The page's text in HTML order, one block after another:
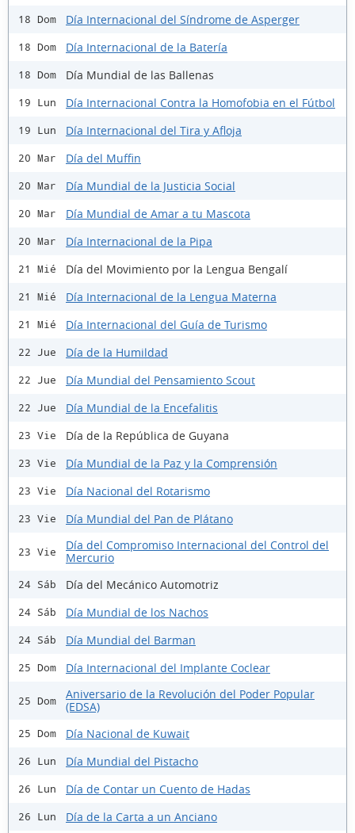
18 Dom Día Internacional del Síndrome de Asperger
18 Dom Día Internacional de la Batería
18 Dom Día Mundial de las Ballenas
19 Lun Día Internacional Contra la Homofobia en el Fútbol
19 Lun Día Internacional del Tira y Afloja
20 Mar Día del Muffin
20 Mar Día Mundial de la Justicia Social
20 Mar Día Mundial de Amar a tu Mascota
20 Mar Día Internacional de la Pipa
21 Mié Día del Movimiento por la Lengua Bengalí
21 Mié Día Internacional de la Lengua Materna
21 Mié Día Internacional del Guía de Turismo
22 Jue Día de la Humildad
22 Jue Día Mundial del Pensamiento Scout
22 Jue Día Mundial de la Encefalitis
23 Vie Día de la República de Guyana
23 Vie Día Mundial de la Paz y la Comprensión
23 Vie Día Nacional del Rotarismo
23 Vie Día Mundial del Pan de Plátano
23 Vie
Día del Compromiso Internacional del Control del
Mercurio
24 Sáb Día del Mecánico Automotriz
24 Sáb Día Mundial de los Nachos
24 Sáb Día Mundial del Barman
25 Dom Día Internacional del Implante Coclear
25 Dom
Aniversario de la Revolución del Poder Popular
(EDSA)
25 Dom Día Nacional de Kuwait
26 Lun Día Mundial del Pistacho
26 Lun Día de Contar un Cuento de Hadas
26 Lun Día de la Carta a un Anciano